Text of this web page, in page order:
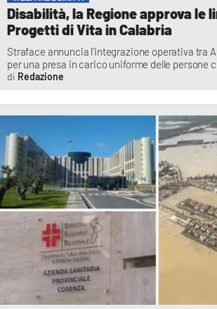
Disabilità, la Regione approva le
Progetti di Vita in Calabria
Straface annuncia l’integrazione operativa tra
per una presa in carico uniforme delle persone
Redazione